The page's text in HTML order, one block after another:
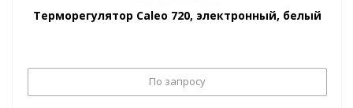
Терморегулятор Caleo 720, электронный, белый
По запросу